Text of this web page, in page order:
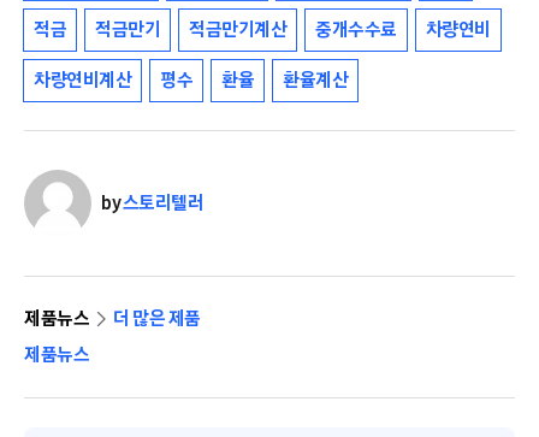
적금 적금만기 적금만기계산 중개수수료 차량연비
차량연비계산 평수 환율 환율계산
by스토리텔러
제품뉴스
더 많은 제품
제품뉴스